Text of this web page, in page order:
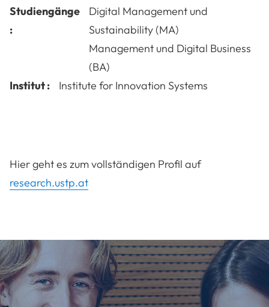
Studiengänge
:
Digital Management und
Sustainability (MA)
Management und Digital Business
(BA)
Institut :
Institute for Innovation Systems
Hier geht es zum vollständigen Profil auf
research.ustp.at